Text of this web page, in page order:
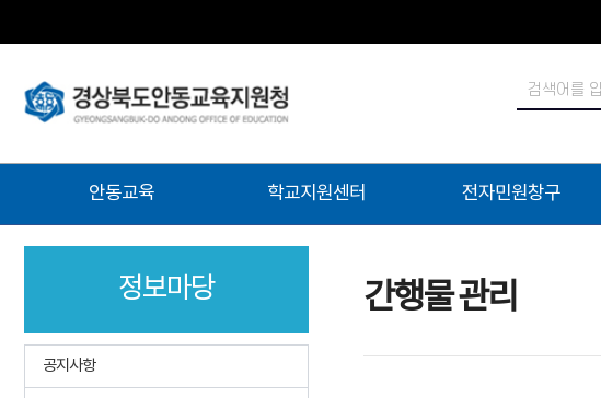
검
색
입
력
뉴
안동교육 학교지원센터 전자민원창구
정보마당
공지사항
간행물 관리